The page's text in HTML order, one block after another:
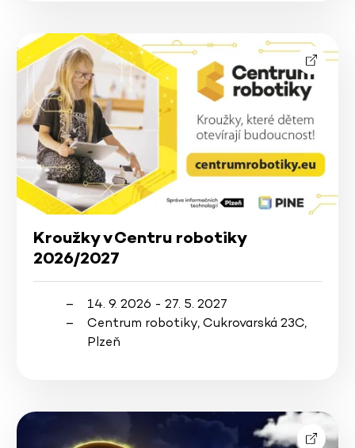
Kroužky v Centru robotiky
2026/2027
14. 9. 2026 - 27. 5. 2027
Centrum robotiky, Cukrovarská 23C,
Plzeň